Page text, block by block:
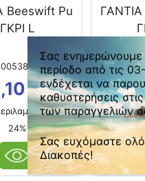
Beeswift Pu
ΓΚΡΙ L
005382
€
ΦΠΑ
24%
Η τιμή
Σας ενημερώνουμε
περίοδο από τις
ενδέχεται να
καθυστερήσεις
των παραγγελιών
Σας ευχόμαστε
Διακοπές!